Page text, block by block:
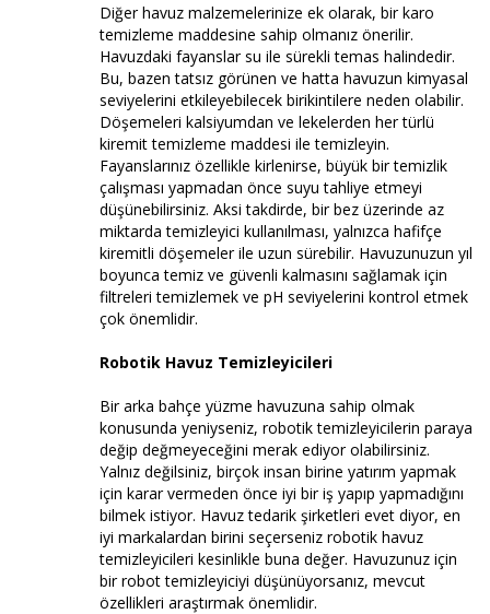
Diğer havuz malzemelerinize ek olarak, bir karo
temizleme maddesine sahip olmanız önerilir.
Havuzdaki fayanslar su ile sürekli temas halindedir.
Bu, bazen tatsız görünen ve hatta havuzun kimyasal
seviyelerini etkileyebilecek birikintilere neden olabilir.
Döşemeleri kalsiyumdan ve lekelerden her türlü
kiremit temizleme maddesi ile temizleyin.
Fayanslarınız özellikle kirlenirse, büyük bir temizlik
çalışması yapmadan önce suyu tahliye etmeyi
düşünebilirsiniz. Aksi takdirde, bir bez üzerinde az
miktarda temizleyici kullanılması, yalnızca hafifçe
kiremitli döşemeler ile uzun sürebilir. Havuzunuzun yıl
boyunca temiz ve güvenli kalmasını sağlamak için
filtreleri temizlemek ve pH seviyelerini kontrol etmek
çok önemlidir.
Robotik Havuz Temizleyicileri
Bir arka bahçe yüzme havuzuna sahip olmak
konusunda yeniyseniz, robotik temizleyicilerin paraya
değip değmeyeceğini merak ediyor olabilirsiniz.
Yalnız değilsiniz, birçok insan birine yatırım yapmak
için karar vermeden önce iyi bir iş yapıp yapmadığını
bilmek istiyor. Havuz tedarik şirketleri evet diyor, en
iyi markalardan birini seçerseniz robotik havuz
temizleyicileri kesinlikle buna değer. Havuzunuz için
bir robot temizleyiciyi düşünüyorsanız, mevcut
özellikleri araştırmak önemlidir.